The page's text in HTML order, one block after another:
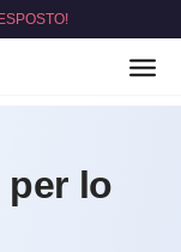
ESPOSTO!
per lo